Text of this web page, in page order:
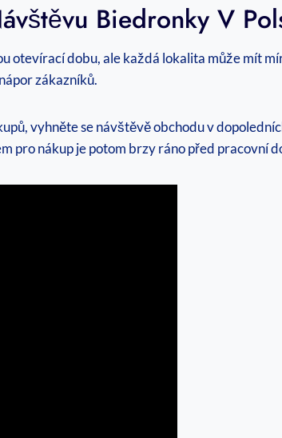
Biedronky V
otevírací dobu, ale každá lokalita může mít
zákazníků.
vyhněte se návštěvě obchodu v
pro nákup je potom brzy ráno před pracovní